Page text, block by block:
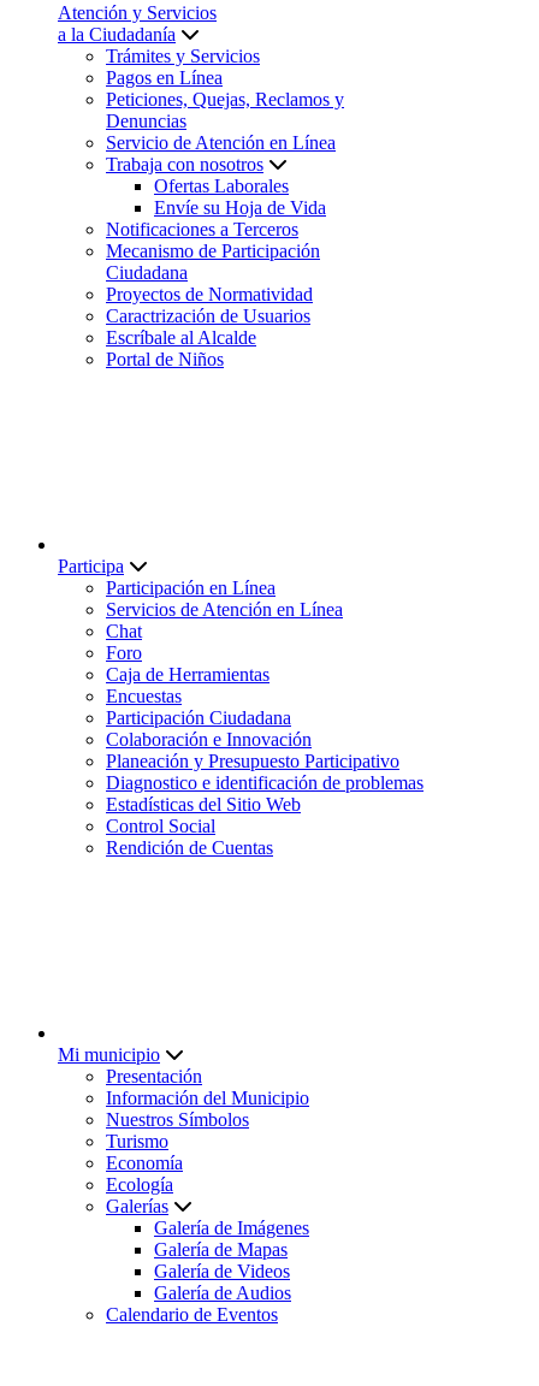
Atención y Servicios
a la Ciudadanía
Trámites y Servicios
Pagos en Línea
Peticiones, Quejas, Reclamos y
Denuncias
Servicio de Atención en Línea
Trabaja con nosotros
Ofertas Laborales
Envíe su Hoja de Vida
Notificaciones a Terceros
Mecanismo de Participación
Ciudadana
Proyectos de Normatividad
Caractrización de Usuarios
Escríbale al Alcalde
Portal de Niños
Participa
Participación en Línea
Servicios de Atención en Línea
Chat
Foro
Caja de Herramientas
Encuestas
Participación Ciudadana
Colaboración e Innovación
Planeación y Presupuesto Participativo
Diagnostico e identificación de problemas
Estadísticas del Sitio Web
Control Social
Rendición de Cuentas
Mi municipio
Presentación
Información del Municipio
Nuestros Símbolos
Turismo
Economía
Ecología
Galerías
Galería de Imágenes
Galería de Mapas
Galería de Videos
Galería de Audios
Calendario de Eventos